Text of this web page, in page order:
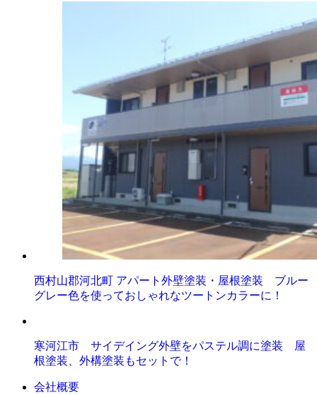
西村山郡河北町 アパート外壁塗装・屋根塗装 ブルー
グレー色を使っておしゃれなツートンカラーに！
寒河江市 サイデイング外壁をパステル調に塗装 屋
根塗装、外構塗装もセットで！
会社概要